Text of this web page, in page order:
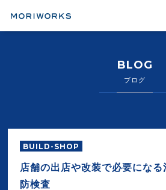
MORIWORKS
BLOG
ブログ
BUILD-SHOP
店舗の出店や改装で必要にな
防検査